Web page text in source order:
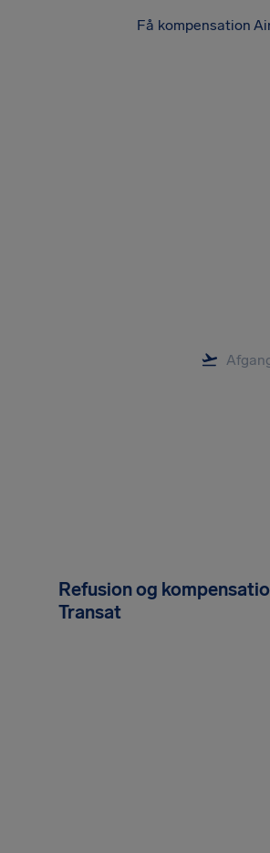
Få kompensation
Refusion og
Transat